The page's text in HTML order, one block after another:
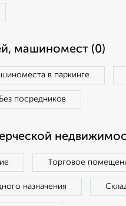
машиномест (0)
в паркинге
Без посредников
Торговое
назначения